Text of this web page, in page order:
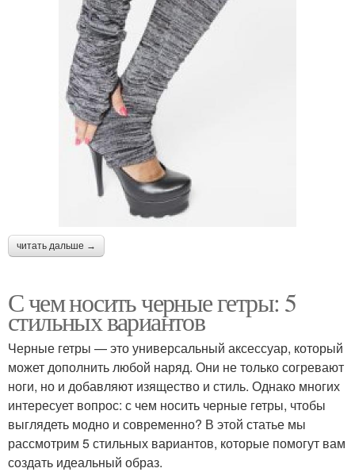
читать дальше →
С чем носить черные гетры: 5
стильных вариантов
Черные гетры — это универсальный аксессуар, который
может дополнить любой наряд. Они не только согревают
ноги, но и добавляют изящество и стиль. Однако многих
интересует вопрос: с чем носить черные гетры, чтобы
выглядеть модно и современно? В этой статье мы
рассмотрим 5 стильных вариантов, которые помогут вам
создать идеальный образ.